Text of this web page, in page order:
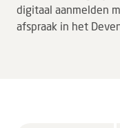
digitaal aanmelden
afspraak in het